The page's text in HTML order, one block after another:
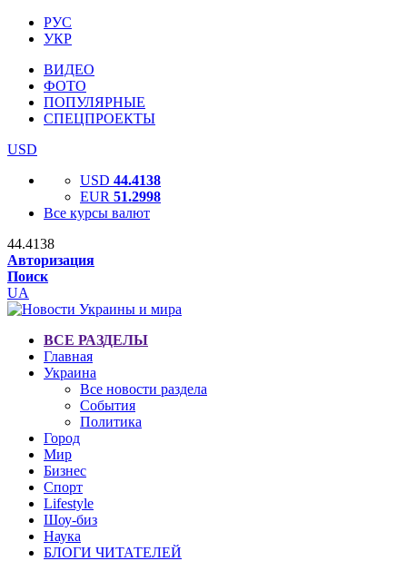
РУС
УКР
ВИДЕО
ФОТО
ПОПУЛЯРНЫЕ
СПЕЦПРОЕКТЫ
USD
USD 44.4138
EUR 51.2998
Все курсы валют
44.4138
Авторизация
Поиск
UA
ВСЕ РАЗДЕЛЫ
Главная
Украина
Все новости раздела
События
Политика
Город
Мир
Бизнес
Спорт
Lifestyle
Шоу-биз
Наука
БЛОГИ ЧИТАТЕЛЕЙ